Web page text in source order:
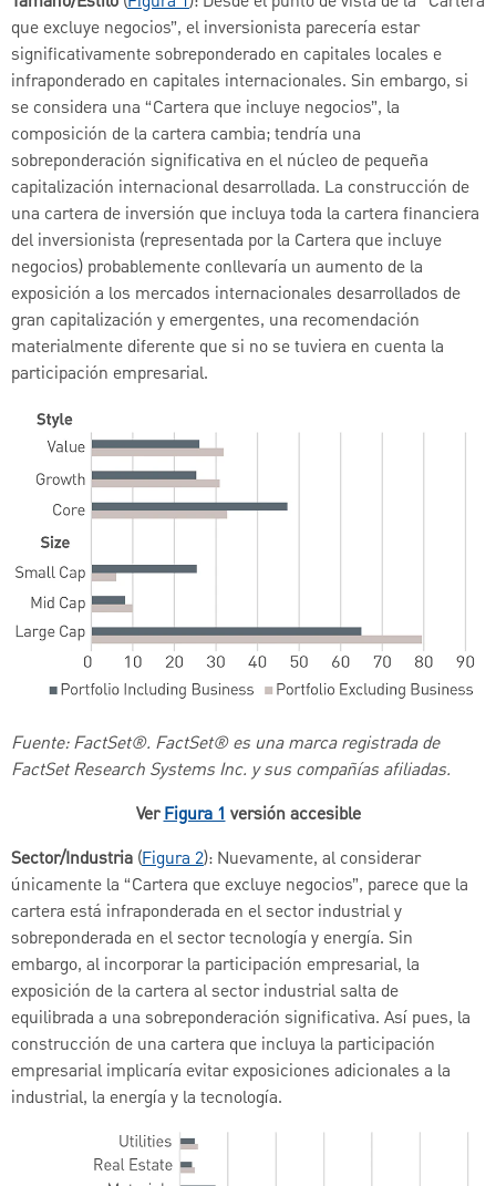
que excluye negocios”, el inversionista parecería estar
significativamente sobreponderado en capitales locales e
infraponderado en capitales internacionales. Sin embargo, si
se considera una “Cartera que incluye negocios”, la
composición de la cartera cambia; tendría una
sobreponderación significativa en el núcleo de pequeña
capitalización internacional desarrollada. La construcción de
una cartera de inversión que incluya toda la cartera financiera
del inversionista (representada por la Cartera que incluye
negocios) probablemente conllevaría un aumento de la
exposición a los mercados internacionales desarrollados de
gran capitalización y emergentes, una recomendación
materialmente diferente que si no se tuviera en cuenta la
participación empresarial.
Fuente: FactSet®. FactSet® es una marca registrada de
FactSet Research Systems Inc. y sus compañías afiliadas.
VerFigura 1versión accesible
Sector/Industria (Figura 2): Nuevamente, al considerar
únicamente la “Cartera que excluye negocios”, parece que la
cartera está infraponderada en el sector industrial y
sobreponderada en el sector tecnología y energía. Sin
embargo, al incorporar la participación empresarial, la
exposición de la cartera al sector industrial salta de
equilibrada a una sobreponderación significativa. Así pues, la
construcción de una cartera que incluya la participación
empresarial implicaría evitar exposiciones adicionales a la
industrial, la energía y la tecnología.